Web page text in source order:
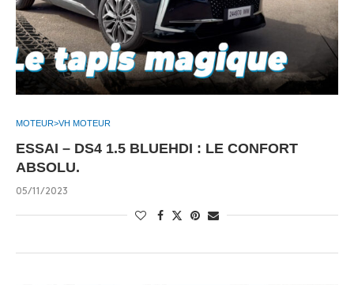
MOTEUR>VH MOTEUR
ESSAI – DS4 1.5 BLUEHDI : LE CONFORT
ABSOLU.
05/11/2023